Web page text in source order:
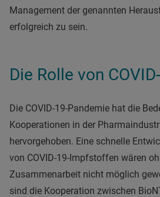
Management der genannten
erfolgreich zu sein.
Die Rolle von
Die COVID-19-Pandemie hat die
Kooperationen in der
hervorgehoben. Eine schnelle
von COVID-19-Impfstoffen wären
Zusammenarbeit nicht möglich
sind die Kooperation zwischen